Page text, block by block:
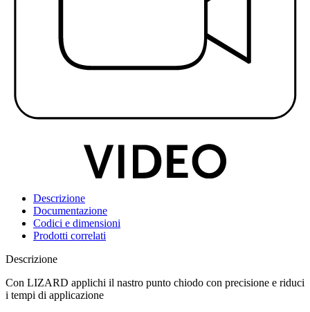
Descrizione
Documentazione
Codici e dimensioni
Prodotti correlati
Descrizione
Con LIZARD applichi il nastro punto chiodo con precisione e riduci
i tempi di applicazione